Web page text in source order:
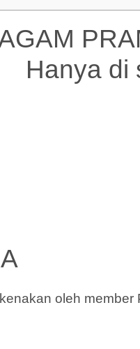
Hanya di
oleh